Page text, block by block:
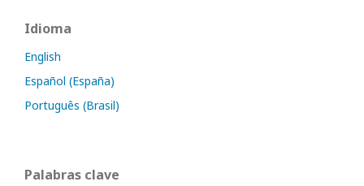
Idioma
English
Español (España)
Português (Brasil)
Palabras clave